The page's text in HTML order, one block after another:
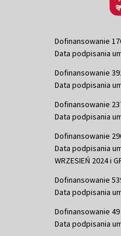
Dofinansowanie
Data podpisania
Dofinansowanie
Data podpisania
Dofinansowanie
Data podpisania
Dofinansowanie
Data podpisania
WRZESIEŃ 2024 i
Dofinansowanie
Data podpisania
Dofinansowanie 49
Data podpisania